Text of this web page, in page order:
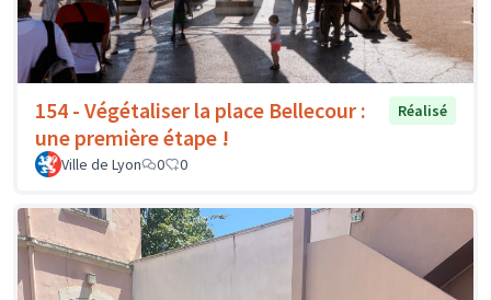
154 - Végétaliser la place Bellecour :
une première étape !
Réalisé
Ville de Lyon 0 0